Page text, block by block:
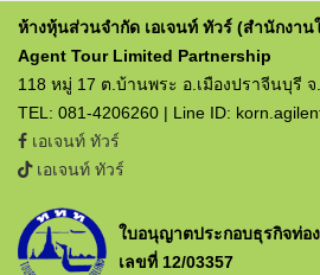
ห้างหุ้นส่วนจำกัด เอเจนท์ ทัวร์ (สำนักงาน
Agent Tour Limited Partnership
118 หมู่ 17 ต.บ้านพระ อ.เมืองปราจีนบุรี
TEL: 081-4206260 | Line ID:
เอเจนท์ ทัวร์
เอเจนท์ ทัวร์
ใบอนุญาตประกอบธุรกิจท่อง
เลขที่ 12/03357